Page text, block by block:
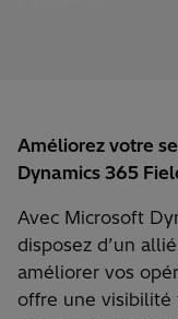
Améliorez votre
Dynamics 365
Avec Microsoft
disposez d’un
améliorer vos
offre une visibilité